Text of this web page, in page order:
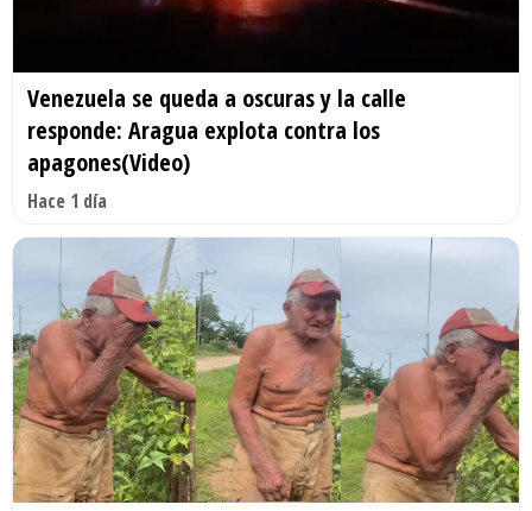
Venezuela se queda a oscuras y la calle
responde: Aragua explota contra los
apagones(Video)
Hace 1 día